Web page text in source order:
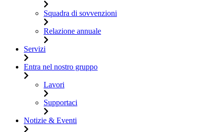
Squadra di sovvenzioni
Relazione annuale
Servizi
Entra nel nostro gruppo
Lavori
Supportaci
Notizie & Eventi